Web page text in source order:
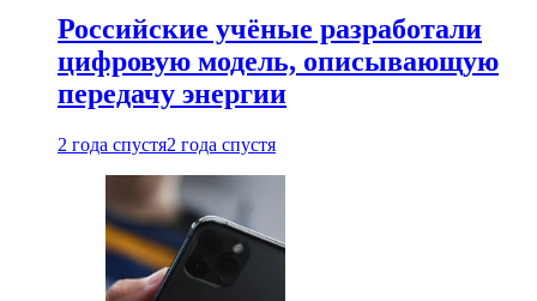
Российские учёные разработали
цифровую модель, описывающую
передачу энергии
2 года спустя2 года спустя